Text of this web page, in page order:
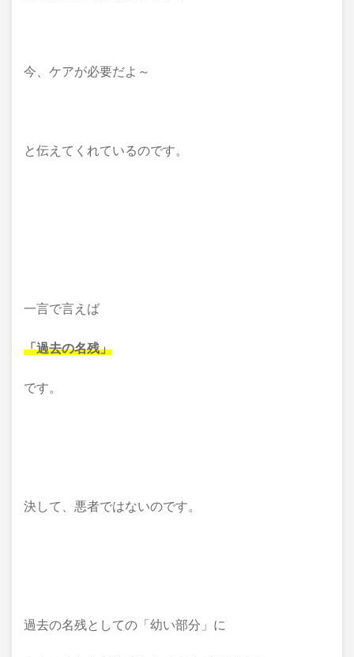
今、ケアが必要だよ～
と伝えてくれているのです。
一言で言えば
「過去の名残」
です。
決して、悪者ではないのです。
過去の名残としての「幼い部分」に